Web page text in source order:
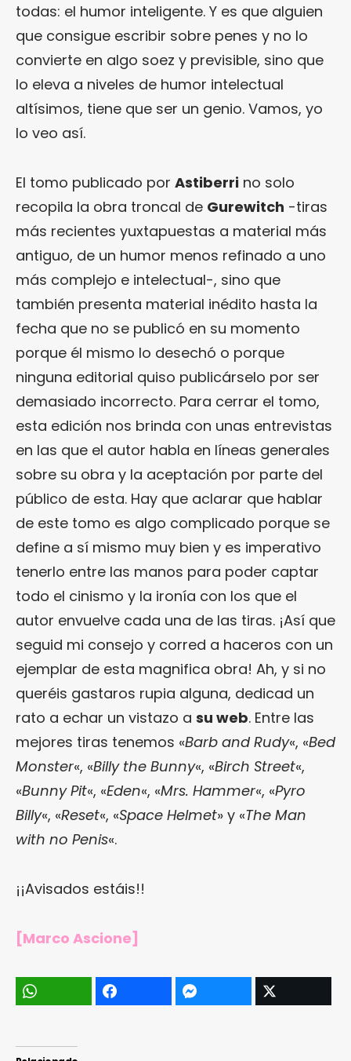
todas: el humor inteligente. Y es que alguien
que consigue escribir sobre penes y no lo
convierte en algo soez y previsible, sino que
lo eleva a niveles de humor intelectual
altísimos, tiene que ser un genio. Vamos, yo
lo veo así.
El tomo publicado por Astiberri no solo
recopila la obra troncal de Gurewitch -tiras
más recientes yuxtapuestas a material más
antiguo, de un humor menos refinado a uno
más complejo e intelectual-, sino que
también presenta material inédito hasta la
fecha que no se publicó en su momento
porque él mismo lo desechó o porque
ninguna editorial quiso publicárselo por ser
demasiado incorrecto. Para cerrar el tomo,
esta edición nos brinda con unas entrevistas
en las que el autor habla en líneas generales
sobre su obra y la aceptación por parte del
público de esta. Hay que aclarar que hablar
de este tomo es algo complicado porque se
define a sí mismo muy bien y es imperativo
tenerlo entre las manos para poder captar
todo el cinismo y la ironía con los que el
autor envuelve cada una de las tiras. ¡Así que
seguid mi consejo y corred a haceros con un
ejemplar de esta magnifica obra! Ah, y si no
queréis gastaros rupia alguna, dedicad un
rato a echar un vistazo a su web. Entre las
mejores tiras tenemos «Barb and Rudy«, «Bed
Monster«, «Billy the Bunny«, «Birch Street«,
«Bunny Pit«, «Eden«, «Mrs. Hammer«, «Pyro
Billy«, «Reset«, «Space Helmet» y «The Man
with no Penis«.
¡¡Avisados estáis!!
[Marco Ascione]